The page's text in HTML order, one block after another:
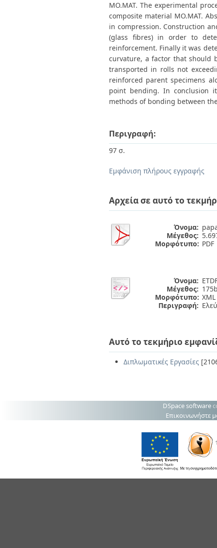
MO.MAT. The experimental
composite material MO.MAT.
in compression. Construction
(glass fibres) in order to
reinforcement. Finally it was
curvature, a factor that should
transported in rolls not
reinforced parent specimens
point bending. In conclusion
methods of bonding between
Περιγραφή:
97 σ.
Εμφάνιση πλήρους εγγραφής
Αρχεία σε αυτό το
Όνομα:
Μέγεθος:
Μορφότυπο: PDF
Όνομα:
Μέγεθος:
Μορφότυπο: XML
Περιγραφή:
Αυτό το τεκμήριο
Διπλωματικές Εργασίες
DSpace software
Επικοινωνήστε